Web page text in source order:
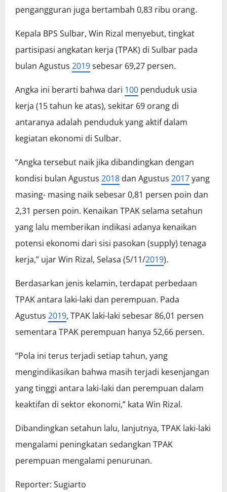
pengangguran juga bertambah 0,83 ribu orang.
Kepala BPS Sulbar, Win Rizal menyebut, tingkat
partisipasi angkatan kerja (TPAK) di Sulbar pada
bulan Agustus 2019sebesar 69,27 persen.
Angka ini berarti bahwa dari 100 penduduk usia
kerja (15 tahun ke atas), sekitar 69 orang di
antaranya adalah penduduk yang aktif dalam
kegiatan ekonomi di Sulbar.
“Angka tersebut naik jika dibandingkan dengan
kondisi bulan Agustus 2018 dan Agustus 2017yang
masing- masing naik sebesar 0,81 persen poin dan
2,31 persen poin. Kenaikan TPAK selama setahun
yang lalu memberikan indikasi adanya kenaikan
potensi ekonomi dari sisi pasokan (supply) tenaga
kerja,” ujar Win Rizal, Selasa (5/11/2019).
Berdasarkan jenis kelamin, terdapat perbedaan
TPAK antara laki-laki dan perempuan. Pada
Agustus 2019, TPAK laki-laki sebesar 86,01 persen
sementara TPAK perempuan hanya 52,66 persen.
“Pola ini terus terjadi setiap tahun, yang
mengindikasikan bahwa masih terjadi kesenjangan
yang tinggi antara laki-laki dan perempuan dalam
keaktifan di sektor ekonomi,” kata Win Rizal.
Dibandingkan setahun lalu, lanjutnya, TPAK laki-laki
mengalami peningkatan sedangkan TPAK
perempuan mengalami penurunan.
Reporter: Sugiarto